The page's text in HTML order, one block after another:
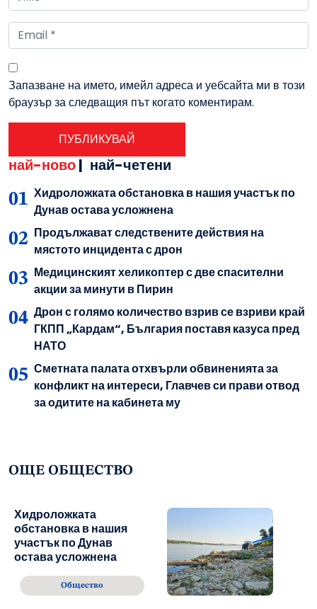
Запазване на името, имейл адреса и уебсайта ми в този
браузър за следващия път когато коментирам.
най-ново| най-четени
Хидроложката обстановка в нашия участък по
Дунав остава усложнена
Продължават следствените действия на
мястото инцидента с дрон
Медицинският хеликоптер с две спасителни
акции за минути в Пирин
Дрон с голямо количество взрив се взриви край
ГКПП „Кардам“, България поставя казуса пред
НАТО
Сметната палата отхвърли обвиненията за
конфликт на интереси, Главчев си прави отвод
за одитите на кабинета му
ОЩЕ ОБЩЕСТВО
Хидроложката
обстановка в нашия
участък по Дунав
остава усложнена
Общество